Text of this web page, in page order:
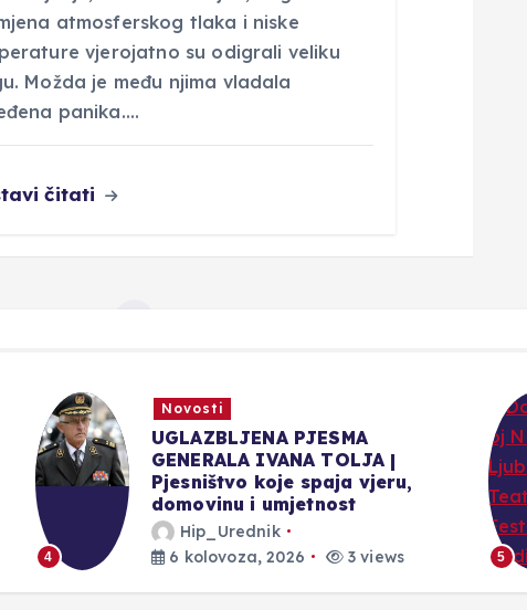
atmosferskog tlaka i niske
vjerojatno su odigrali veliku
Možda je među njima vladala
panika.…
čitati
5
Novosti
Domagoj Nižić: Ljubuški Teatar
Fest iz godine u godinu raste, a
publika je njegov najveći
pokretač
Hip_Urednik
6 kolovoza, 2026
3 views
6